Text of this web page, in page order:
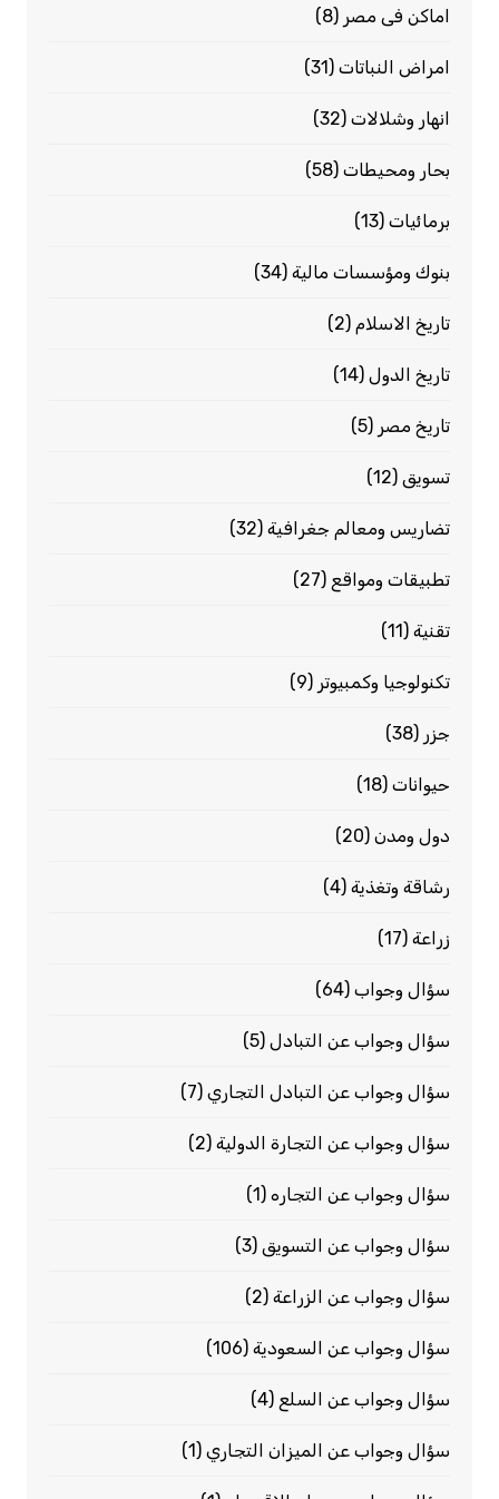
اماكن فى مصر (8)
امراض النباتات(31)
انهار وشلالات(32)
بحار ومحيطات(58)
برمائيات(13)
بنوك ومؤسسات مالية(34)
تاريخ الاسلام(2)
تاريخ الدول(14)
تاريخ مصر (5)
تسويق(12)
تضاريس ومعالم جغرافية(32)
تطبيقات ومواقع (27)
تقنية(11)
تكنولوجيا وكمبيوتر (9)
جزر (38)
حيوانات(18)
دول ومدن(20)
رشاقة وتغذية(4)
زراعة(17)
سؤال وجواب(64)
سؤال وجواب عن التبادل(5)
سؤال وجواب عن التبادل التجاري(7)
سؤال وجواب عن التجارة الدولية(2)
سؤال وجواب عن التجاره(1)
سؤال وجواب عن التسويق(3)
سؤال وجواب عن الزراعة(2)
سؤال وجواب عن السعودية(106)
سؤال وجواب عن السلع (4)
سؤال وجواب عن الميزان التجاري(1)